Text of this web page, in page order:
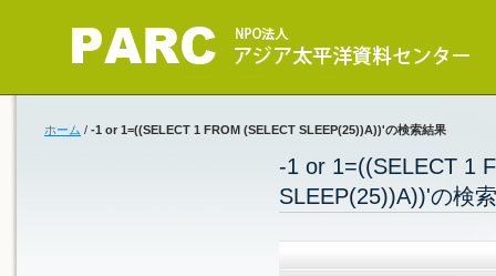
ホーム / -1 or 1=((SELECT 1 FROM (SELECT SLEEP(25))A))'の検索結果
-1 or 1=((SELECT 1
SLEEP(25))A))'の検